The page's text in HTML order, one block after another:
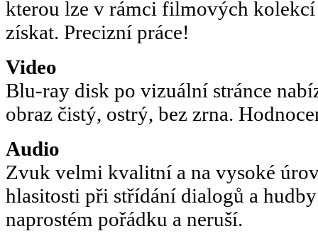
kterou lze v rámci filmových kolekcí
získat. Precizní práce!
Video
Blu-ray disk po vizuální stránce
obraz čistý, ostrý, bez zrna.
Audio
Zvuk velmi kvalitní a na vysoké
hlasitosti při střídání dialogů a
naprostém pořádku a neruší.